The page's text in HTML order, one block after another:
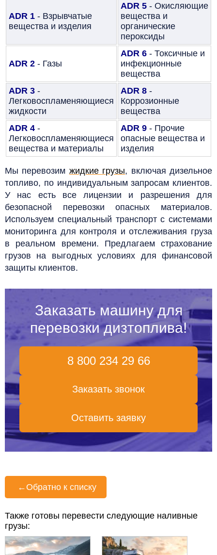
ADR 1 - Взрывчатые
вещества и изделия
ADR 5 - Окисляющие
вещества и
органические
пероксиды
ADR 2 - Газы
ADR 6 - Токсичные и
инфекционные
вещества
ADR 3 -
Легковоспламеняющиеся
жидкости
ADR 8 -
Коррозионные
вещества
ADR 4 -
Легковоспламеняющиеся
вещества и материалы
ADR 9 - Прочие
опасные вещества и
изделия
Мы перевозим жидкие грузы, включая дизельное
топливо, по индивидуальным запросам клиентов.
У нас есть все лицензии и разрешения для
безопасной перевозки опасных материалов.
Используем специальный транспорт с системами
мониторинга для контроля и отслеживания груза
в реальном времени. Предлагаем страхование
грузов на выгодных условиях для финансовой
защиты клиентов.
Заказать машину для
перевозки дизтоплива!
8 800 234 29 66
Заказать звонок
Оставить заявку
← Обратно к списку
Также готовы перевести следующие наливные
грузы: